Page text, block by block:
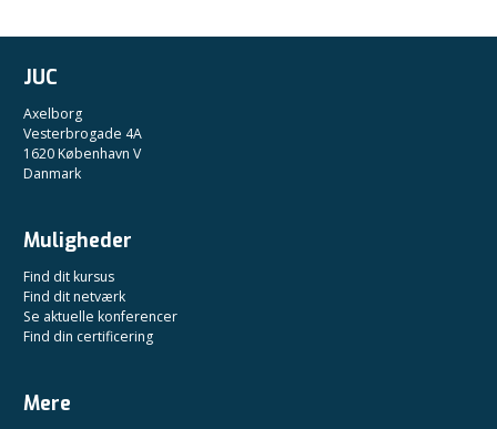
JUC
Axelborg
Vesterbrogade 4A
1620 København V
Danmark
Muligheder
Find dit kursus
Find dit netværk
Se aktuelle konferencer
Find din certificering
Mere